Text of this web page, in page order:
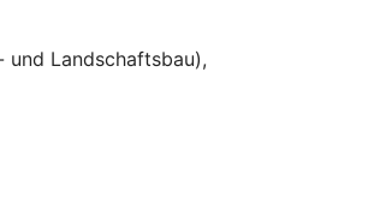
Landschaftsbau),